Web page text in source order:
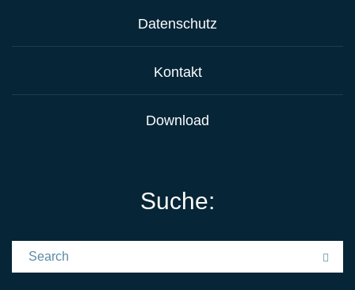
Datenschutz
Kontakt
Download
Suche: